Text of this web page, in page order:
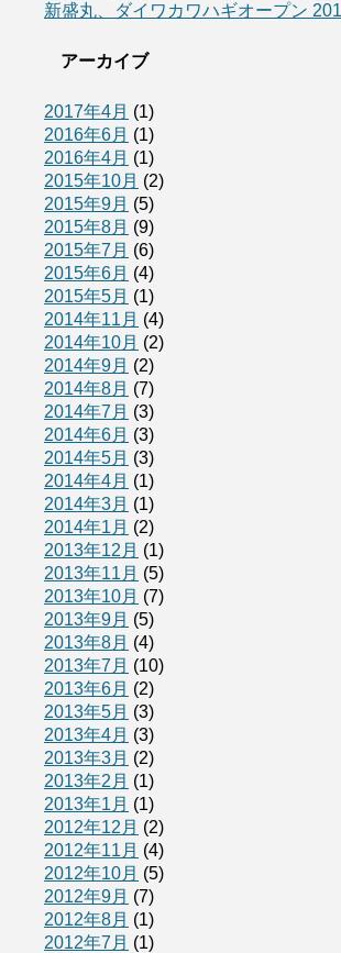
新盛丸、ダイワカワハギオープン
アーカイブ
2017年4月 (1)
2016年6月 (1)
2016年4月 (1)
2015年10月 (2)
2015年9月 (5)
2015年8月 (9)
2015年7月 (6)
2015年6月 (4)
2015年5月 (1)
2014年11月 (4)
2014年10月 (2)
2014年9月 (2)
2014年8月 (7)
2014年7月 (3)
2014年6月 (3)
2014年5月 (3)
2014年4月 (1)
2014年3月 (1)
2014年1月 (2)
2013年12月 (1)
2013年11月 (5)
2013年10月 (7)
2013年9月 (5)
2013年8月 (4)
2013年7月 (10)
2013年6月 (2)
2013年5月 (3)
2013年4月 (3)
2013年3月 (2)
2013年2月 (1)
2013年1月 (1)
2012年12月 (2)
2012年11月 (4)
2012年10月 (5)
2012年9月 (7)
2012年8月 (1)
2012年7月 (1)